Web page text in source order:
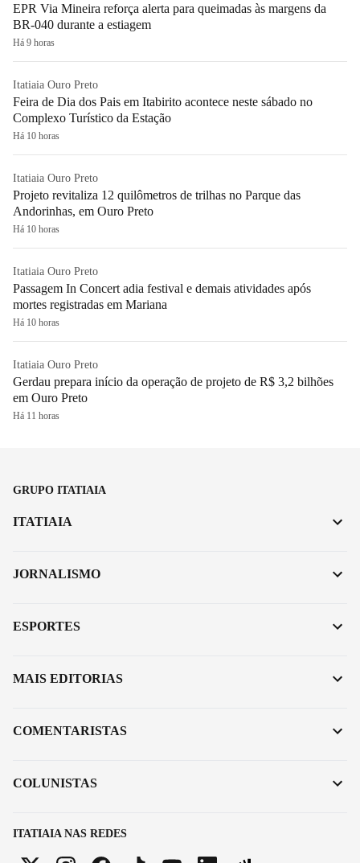
EPR Via Mineira reforça alerta para queimadas às margens da
BR-040 durante a estiagem
Há 9 horas
Itatiaia Ouro Preto
Feira de Dia dos Pais em Itabirito acontece neste sábado no
Complexo Turístico da Estação
Há 10 horas
Itatiaia Ouro Preto
Projeto revitaliza 12 quilômetros de trilhas no Parque das
Andorinhas, em Ouro Preto
Há 10 horas
Itatiaia Ouro Preto
Passagem In Concert adia festival e demais atividades após
mortes registradas em Mariana
Há 10 horas
Itatiaia Ouro Preto
Gerdau prepara início da operação de projeto de R$ 3,2 bilhões
em Ouro Preto
Há 11 horas
GRUPO ITATIAIA
ITATIAIA NAS REDES
ITATIAIA
JORNALISMO
ESPORTES
MAIS EDITORIAS
COMENTARISTAS
COLUNISTAS